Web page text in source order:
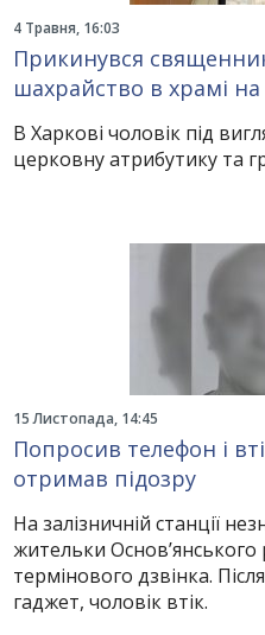
4 Травня, 16:03
Прикинувся
шахрайство в храмі на
В Харкові чоловік під
церковну атрибутику та
15 Листопада, 14:45
Попросив телефон і
отримав підозру
На залізничній станції
жительки
термінового дзвінка.
гаджет, чоловік втік.